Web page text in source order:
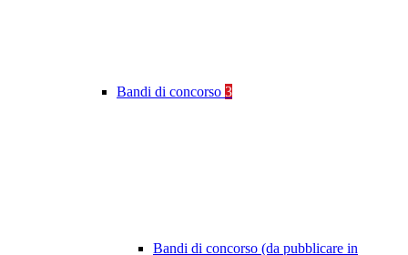
Bandi di concorso 3
Bandi di concorso (da pubblicare in